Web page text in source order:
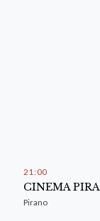
21 : 00
CINEMA
Pirano